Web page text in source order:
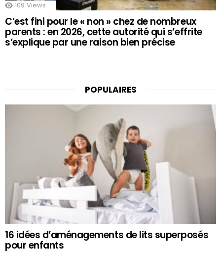
109 Views
C’est fini pour le « non » chez de nombreux
parents : en 2026, cette autorité qui s’effrite
s’explique par une raison bien précise
POPULAIRES
16 idées d’aménagements de lits superposés
pour enfants